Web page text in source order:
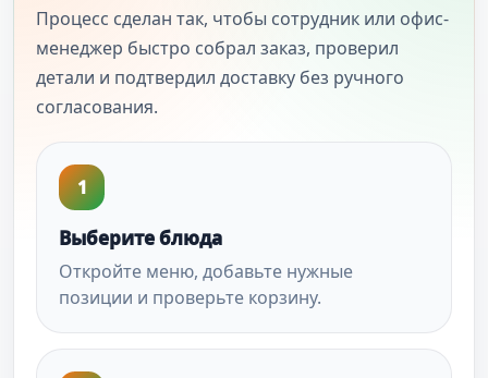
Процесс сделан так, чтобы сотрудник или офис-
менеджер быстро собрал заказ, проверил
детали и подтвердил доставку без ручного
согласования.
1
Выберите блюда
Откройте меню, добавьте нужные
позиции и проверьте корзину.